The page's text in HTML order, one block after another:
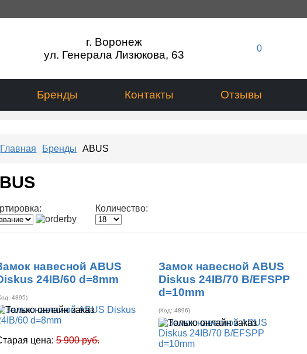
г. Воронеж
ул. Генерала Лизюкова, 63
0
Бренды Контакты Отзывы
Главная Бренды ABUS
Количество:
навесной ABUS
24IB/60 d=8mm
4895)
цена:5 900 руб.
Замок навесной ABUS
Diskus 24IB/70 B/EFSPP
d=10mm
(Код:4896)